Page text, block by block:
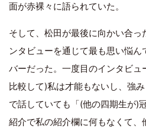
面が赤裸々に語られていた。
そして、松田が最後に向かい合っ
ンタビューを通じて最も思い悩
バーだった。一度目のインタビュ
比較して)私は才能もないし、強
で話していても「(他の四期生が)
紹介で私の紹介欄に何もなくて、